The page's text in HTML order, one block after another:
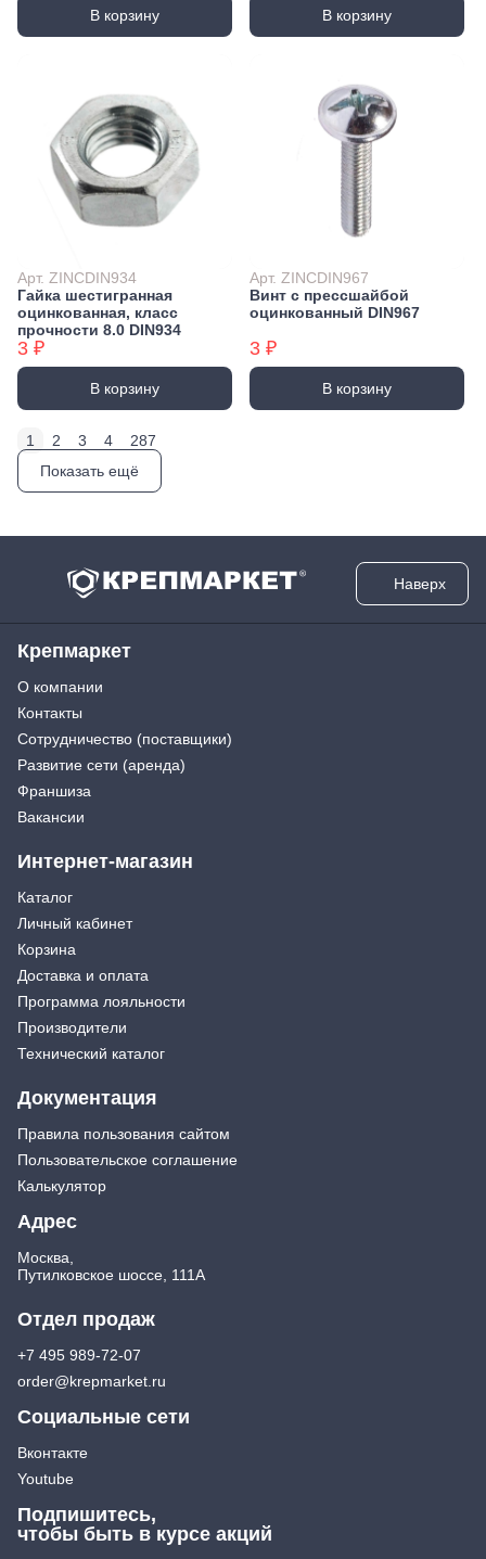
В корзину В корзину
Арт. ZINCDIN934
Гайка шестигранная
оцинкованная, класс
прочности 8.0 DIN934
3 ₽
В корзину
Арт. ZINCDIN967
Винт с прессшайбой
оцинкованный DIN967
3 ₽
В корзину
1 2 3 4
287
Показать ещё
Наверх
Крепмаркет
О компании
Контакты
Сотрудничество (поставщики)
Развитие сети (аренда)
Франшиза
Вакансии
Интернет-магазин
Каталог
Личный кабинет
Корзина
Доставка и оплата
Программа лояльности
Производители
Технический каталог
Документация
Правила пользования сайтом
Пользовательское соглашение
Калькулятор
Адрес
Москва,
Путилковское шоссе, 111А
Отдел продаж
+7 495 989-72-07
order@krepmarket.ru
Социальные сети
Вконтакте
Youtube
Подпишитесь,
чтобы быть в курсе акций